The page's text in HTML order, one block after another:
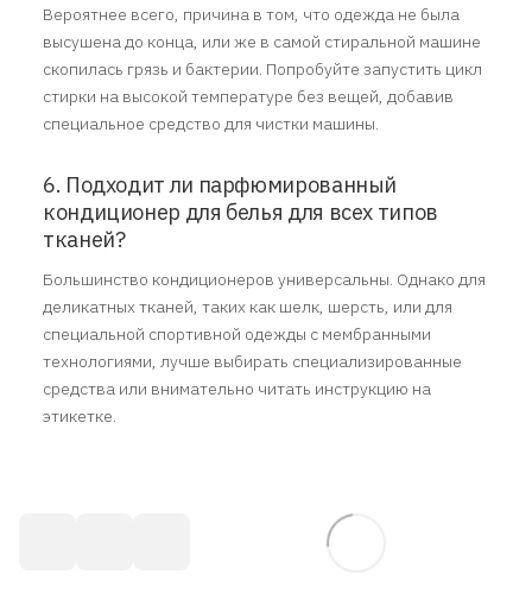
Вероятнее всего, причина в том, что одежда не была
высушена до конца, или же в самой стиральной машине
скопилась грязь и бактерии. Попробуйте запустить цикл
стирки на высокой температуре без вещей, добавив
специальное средство для чистки машины.
6. Подходит ли парфюмированный
кондиционер для белья для всех типов
тканей?
Большинство кондиционеров универсальны. Однако для
деликатных тканей, таких как шелк, шерсть, или для
специальной спортивной одежды с мембранными
технологиями, лучше выбирать специализированные
средства или внимательно читать инструкцию на
этикетке.